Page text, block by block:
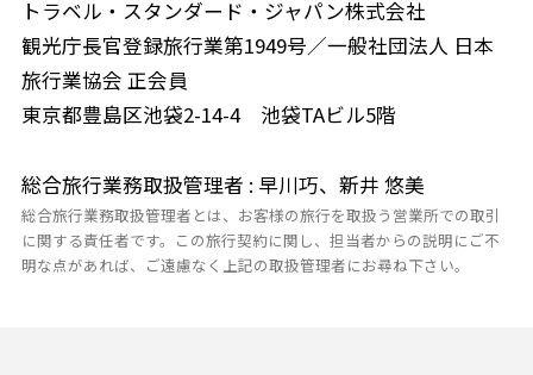
トラベル・スタンダード・ジャパン株式会社
観光庁長官登録旅行業第1949号／一般社団法人 日本
旅行業協会 正会員
東京都豊島区池袋2-14-4 池袋TAビル5階
総合旅行業務取扱管理者 : 早川巧、新井 悠美
総合旅行業務取扱管理者とは、お客様の旅行を取扱う営業所での取引
に関する責任者です。この旅行契約に関し、担当者からの説明にご不
明な点があれば、ご遠慮なく上記の取扱管理者にお尋ね下さい。